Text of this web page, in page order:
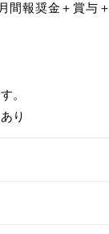
間報奨金＋賞与＋
。
り